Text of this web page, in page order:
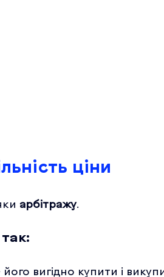
ціни
арбітражу.
вигідно купити і